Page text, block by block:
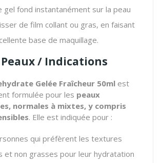
gel fond instantanément sur la peau
de film collant ou gras, en faisant
base de maquillage.
Peaux / Indications
Gelée Fraîcheur 50ml est
formulée pour les peaux
normales à mixtes, y compris
. Elle est indiquée pour :
qui préfèrent les textures
et non grasses pour leur hydratation